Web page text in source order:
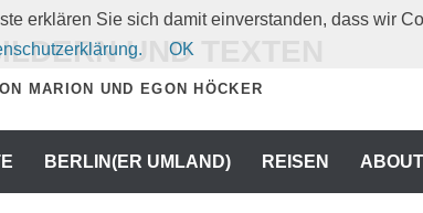
UND TEXTEN
MARION UND EGON HÖCKER
BERLIN(ER UMLAND) REISEN ABOUT
erklären Sie sich damit einverstanden, dass wir
OK